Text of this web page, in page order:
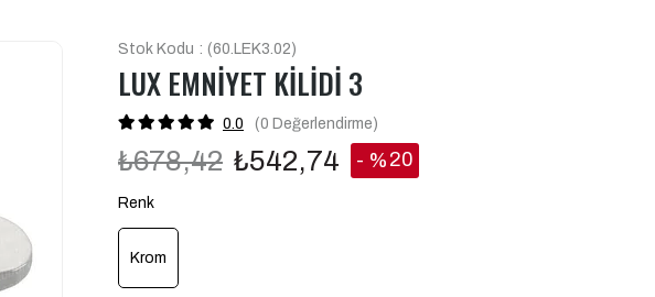
Stok Kodu
(60.LEK3.02)
LUX EMNİYET KİLİDİ 3
0.0 (0 Değerlendirme)
₺678,42 ₺542,74 % 20
Renk
Krom